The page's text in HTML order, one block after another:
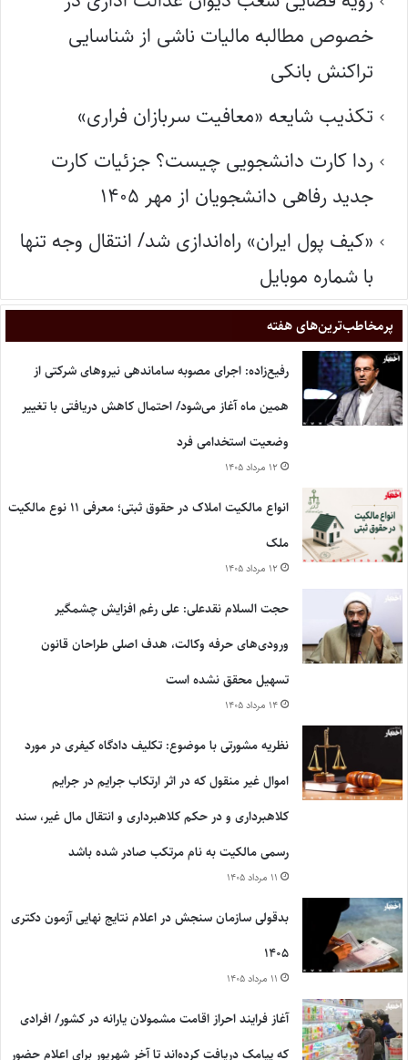
خصوص مطالبه مالیات ناشی از شناسایی
تراکنش بانکی
تکذیب شایعه «معافیت سربازان فراری»
ردا کارت دانشجویی چیست؟ جزئیات کارت
جدید رفاهی دانشجویان از مهر ۱۴۰۵
«کیف پول ایران» راه‌اندازی شد/ انتقال وجه تنها
با شماره موبایل
پر‌مخاطب‌ترین‌های هفته
رفیع‌زاده: اجرای مصوبه ساماندهی نیروهای شرکتی از
همین ماه آغاز می‌شود/ احتمال کاهش دریافتی با تغییر
وضعیت استخدامی فرد
۱۲ مرداد ۱۴۰۵
انواع مالکیت املاک در حقوق ثبتی؛ معرفی ۱۱ نوع مالکیت
ملک
۱۲ مرداد ۱۴۰۵
حجت السلام نقدعلی: علی رغم افزایش چشمگیر
ورودی‌های حرفه وکالت، هدف اصلی طراحان قانون
تسهیل محقق نشده است
۱۴ مرداد ۱۴۰۵
نظریه مشورتی با موضوع: تکلیف دادگاه کیفری در مورد
اموال غیر منقول که در اثر ارتکاب جرایم در جرایم
کلاهبرداری و در حکم کلاهبرداری و انتقال مال غیر، سند
رسمی مالکیت به نام مرتکب صادر شده باشد
۱۱ مرداد ۱۴۰۵
بدقولی سازمان سنجش در اعلام نتایج نهایی آزمون دکتری
۱۴۰۵
۱۱ مرداد ۱۴۰۵
آغاز فرایند احراز اقامت مشمولان یارانه در کشور/ افرادی
که پیامک دریافت کرده‌اند تا آخر شهریور برای اعلام حضور